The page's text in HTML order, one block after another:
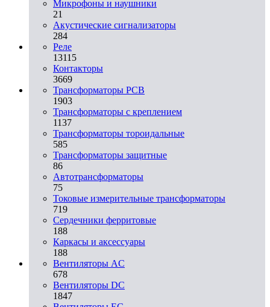
Микрофоны и наушники
21
Акустические сигнализаторы
284
Реле
13115
Контакторы
3669
Трансформаторы PCB
1903
Трансформаторы с креплением
1137
Трансформаторы тороидальные
585
Трансформаторы защитные
86
Автотрансформаторы
75
Токовые измерительные трансформаторы
719
Сердечники ферритовые
188
Каркасы и аксессуары
188
Вентиляторы AC
678
Вентиляторы DC
1847